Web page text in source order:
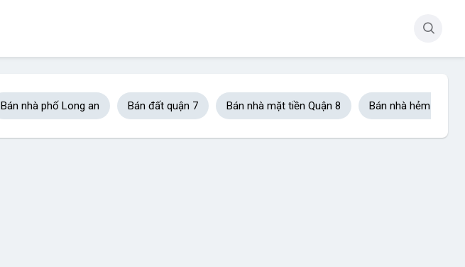
Bán nhà phố Long an Bán đất quận 7 Bán nhà mặt tiền Quận 8 Bán nhà hẻm xe hơi